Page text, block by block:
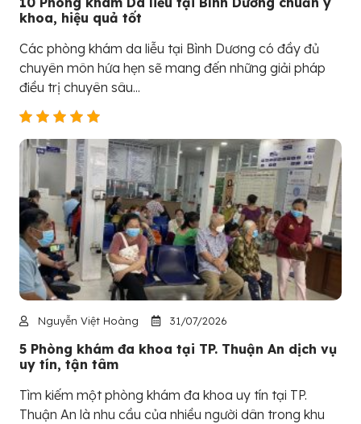
khoa, hiệu quả tốt
Các phòng khám da liễu tại Bình Dương có đầy đủ
chuyên môn hứa hẹn sẽ mang đến những giải pháp
điều trị chuyên sâu...
Nguyễn Việt Hoàng 31/07/2026
5 Phòng khám đa khoa tại TP. Thuận An dịch vụ
uy tín, tận tâm
Tìm kiếm một phòng khám đa khoa uy tín tại TP.
Thuận An là nhu cầu của nhiều người dân trong khu